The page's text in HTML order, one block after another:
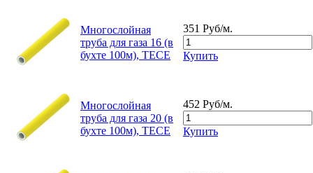
Многослойная
труба для газа 16 (в
бухте 100м), TECE
351 Руб/м.
Купить
Многослойная
труба для газа 20 (в
бухте 100м), TECE
452 Руб/м.
Купить